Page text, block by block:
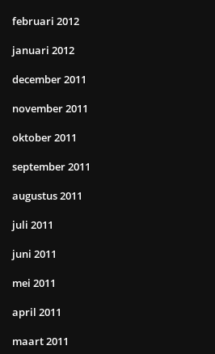
februari 2012
januari 2012
december 2011
november 2011
oktober 2011
september 2011
augustus 2011
juli 2011
juni 2011
mei 2011
april 2011
maart 2011